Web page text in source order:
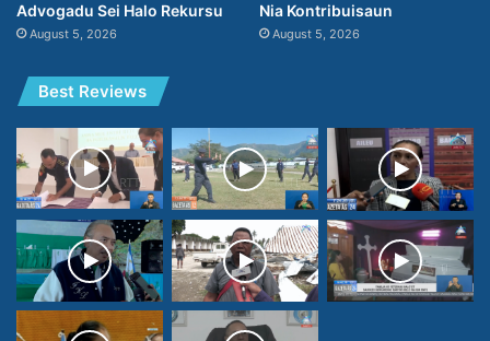
Advogadu Sei Halo Rekursu
August 5, 2026
Nia Kontribuisaun
August 5, 2026
Best Reviews